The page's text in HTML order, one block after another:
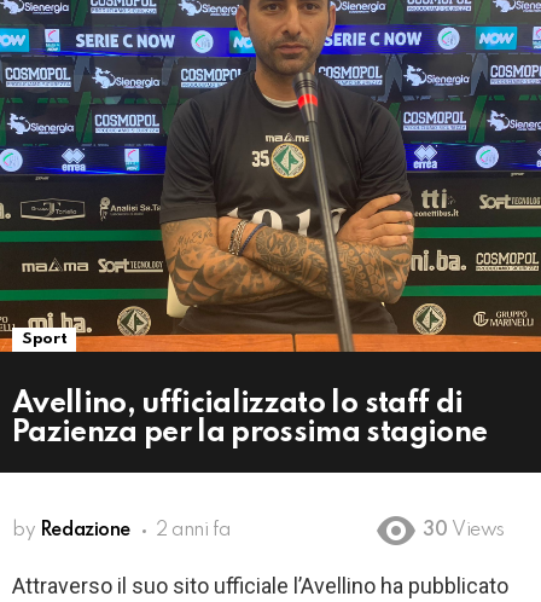
Sport
Avellino, ufficializzato lo staff di
Pazienza per la prossima stagione
by Redazione 2 anni fa 30 Views
Attraverso il suo sito ufficiale l’Avellino ha pubblicato